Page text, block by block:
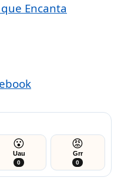
Encanta
😮
Uau
0
😡
Grr
0